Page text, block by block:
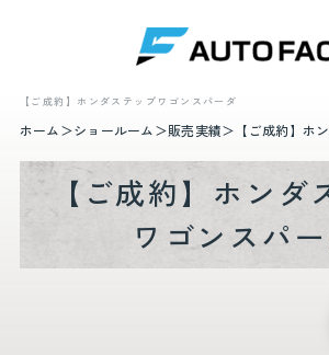
【ご成約】ホンダステップワゴンスパーダ
ホーム ショールーム 販売実績 【ご成約】ホ
【ご成約】ホンダ
ワゴンスパ